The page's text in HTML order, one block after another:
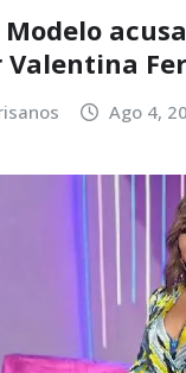
Valentina
Ago 4,